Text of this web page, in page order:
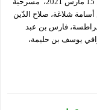
شلاغة، صلاح الدّين
فارس بن عبد
يوسف بن حليمة،